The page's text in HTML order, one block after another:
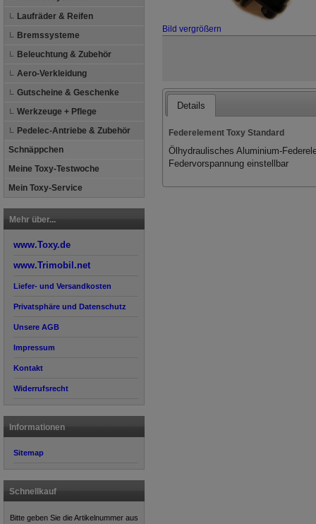
Laufräder & Reifen
Bremssysteme
Beleuchtung & Zubehör
Aero-Verkleidung
Gutscheine & Geschenke
Werkzeuge + Pflege
Pedelec-Antriebe & Zubehör
Schnäppchen
Meine Toxy-Testwoche
Mein Toxy-Service
Mehr über...
www.Toxy.de
www.Trimobil.net
Liefer- und Versandkosten
Privatsphäre und Datenschutz
Unsere AGB
Impressum
Kontakt
Widerrufsrecht
Informationen
Sitemap
Schnellkauf
Bitte geben Sie die Artikelnummer aus
Bild vergrößern
Details
Federelement Toxy Standard
Ölhydraulisches Aluminium-
Federvorspannung einstellbar